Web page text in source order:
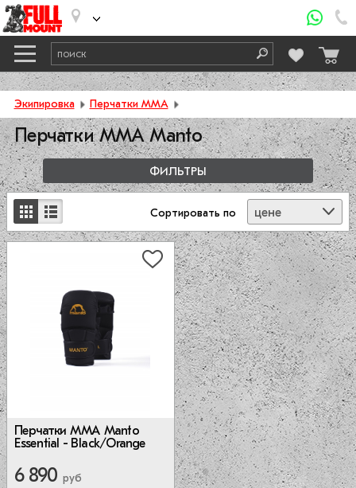
Экипировка Перчатки ММА
Перчатки ММА Manto
ФИЛЬТРЫ
Сортировать по цене
Перчатки ММА Manto
Essential - Black/Orange
6 890 руб